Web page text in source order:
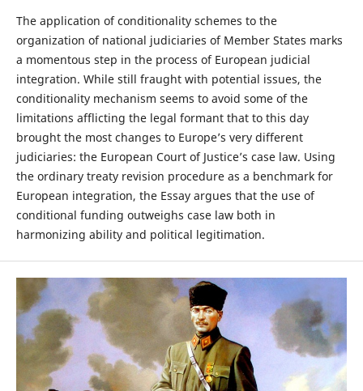
The application of conditionality schemes to the
organization of national judiciaries of Member States marks
a momentous step in the process of European judicial
integration. While still fraught with potential issues, the
conditionality mechanism seems to avoid some of the
limitations afflicting the legal formant that to this day
brought the most changes to Europe’s very different
judiciaries: the European Court of Justice’s case law. Using
the ordinary treaty revision procedure as a benchmark for
European integration, the Essay argues that the use of
conditional funding outweighs case law both in
harmonizing ability and political legitimation.